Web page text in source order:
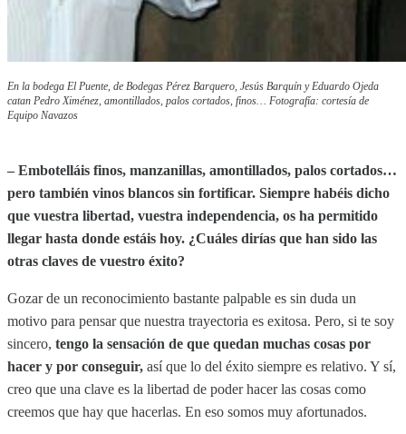
En la bodega El Puente, de Bodegas Pérez Barquero, Jesús Barquín y Eduardo Ojeda
catan Pedro Ximénez, amontillados, palos cortados, finos… Fotografía: cortesía de
Equipo Navazos
– Embotelláis finos, manzanillas, amontillados, palos cortados…
pero también vinos blancos sin fortificar. Siempre habéis dicho
que vuestra libertad, vuestra independencia, os ha permitido
llegar hasta donde estáis hoy. ¿Cuáles dirías que han sido las
otras claves de vuestro éxito?
Gozar de un reconocimiento bastante palpable es sin duda un
motivo para pensar que nuestra trayectoria es exitosa. Pero, si te soy
sincero, tengo la sensación de que quedan muchas cosas por
hacer y por conseguir, así que lo del éxito siempre es relativo. Y sí,
creo que una clave es la libertad de poder hacer las cosas como
creemos que hay que hacerlas. En eso somos muy afortunados.